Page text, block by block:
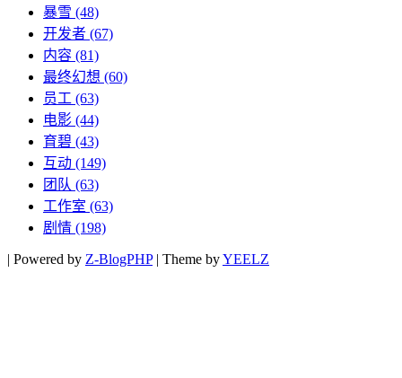
暴雪 (48)
开发者 (67)
内容 (81)
最终幻想 (60)
员工 (63)
电影 (44)
育碧 (43)
互动 (149)
团队 (63)
工作室 (63)
剧情 (198)
| Powered by Z-BlogPHP | Theme byYEELZ